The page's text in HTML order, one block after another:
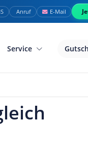
Anruf E-Mail
Service